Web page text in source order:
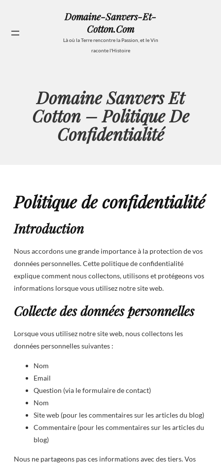
contenu
Domaine-Sanvers-Et-
Cotton.com
Là où la Terre rencontre la Passion, et le Vin
raconte l'Histoire
Domaine Sanvers Et
Cotton – Politique De
Confidentialité
Politique de confidentialité
Introduction
Nous accordons une grande importance à la protection de vos
données personnelles. Cette politique de confidentialité
explique comment nous collectons, utilisons et protégeons vos
informations lorsque vous utilisez notre site web.
Collecte des données personnelles
Lorsque vous utilisez notre site web, nous collectons les
données personnelles suivantes :
Nom
Email
Question (via le formulaire de contact)
Nom
Site web (pour les commentaires sur les articles du blog)
Commentaire (pour les commentaires sur les articles du
blog)
Nous ne partageons pas ces informations avec des tiers. Vos